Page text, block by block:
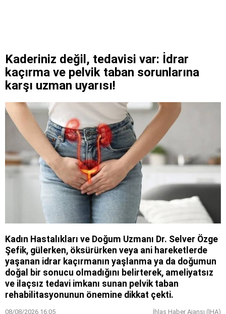
Kaderiniz değil, tedavisi var: İdrar
kaçırma ve pelvik taban sorunlarına
karşı uzman uyarısı!
Kadın Hastalıkları ve Doğum Uzmanı Dr. Selver Özge
Şefik, gülerken, öksürürken veya ani hareketlerde
yaşanan idrar kaçırmanın yaşlanma ya da doğumun
doğal bir sonucu olmadığını belirterek, ameliyatsız
ve ilaçsız tedavi imkanı sunan pelvik taban
rehabilitasyonunun önemine dikkat çekti.
08/08/2026 16:05 İhlas Haber Ajansı (IHA)